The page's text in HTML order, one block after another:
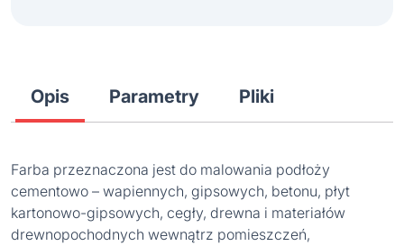
Opis Parametry Pliki
Farba przeznaczona jest do malowania podłoży
cementowo – wapiennych, gipsowych, betonu, płyt
kartonowo-gipsowych, cegły, drewna i materiałów
drewnopochodnych wewnątrz pomieszczeń,